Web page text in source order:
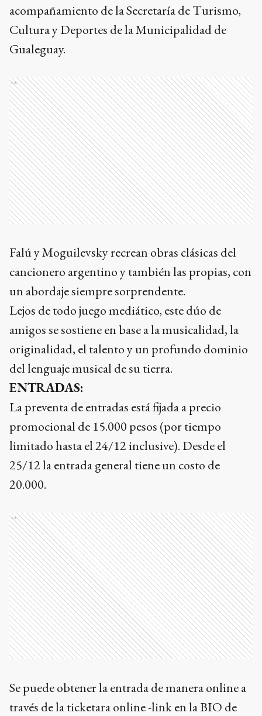
acompañamiento de la Secretaría de Turismo,
Cultura y Deportes de la Municipalidad de
Gualeguay.
Ads
Falú y Moguilevsky recrean obras clásicas del
cancionero argentino y también las propias, con
un abordaje siempre sorprendente.
Lejos de todo juego mediático, este dúo de
amigos se sostiene en base a la musicalidad, la
originalidad, el talento y un profundo dominio
del lenguaje musical de su tierra.
ENTRADAS:
La preventa de entradas está fijada a precio
promocional de 15.000 pesos (por tiempo
limitado hasta el 24/12 inclusive). Desde el
25/12 la entrada general tiene un costo de
20.000.
Ads
Se puede obtener la entrada de manera online a
través de la ticketara online -link en la BIO de